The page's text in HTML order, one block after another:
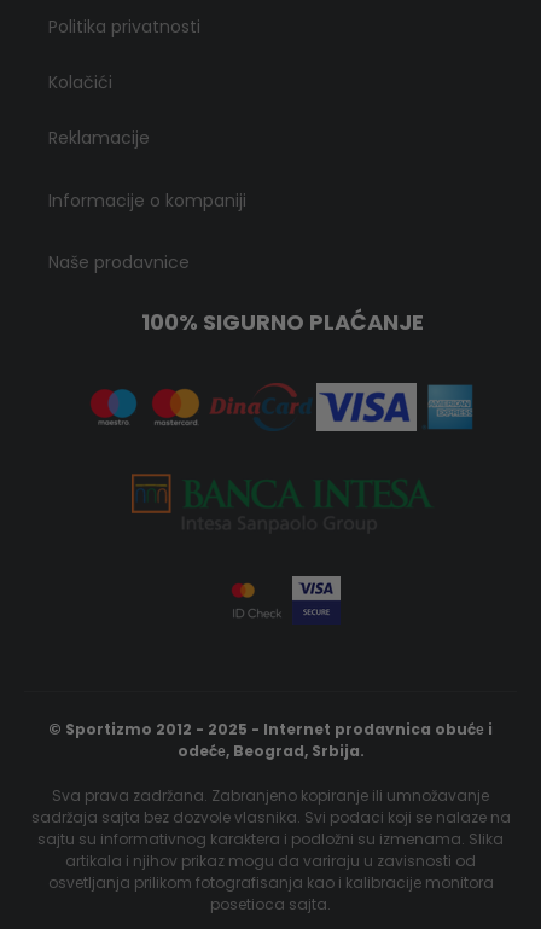
Politika privatnosti
Kolačići
Reklamacije
Informacije o kompaniji
Naše prodavnice
100% SIGURNO PLAĆANJE
© Sportizmo 2012 - 2025 - Internet prodavnica obućе i
odećе, Beograd, Srbija.
Sva prava zadržana. Zabranjeno kopiranje ili umnožavanje
sadržaja sajta bez dozvole vlasnika. Svi podaci koji se nalaze na
sajtu su informativnog karaktera i podložni su izmenama. Slika
artikala i njihov prikaz mogu da variraju u zavisnosti od
osvetljanja prilikom fotografisanja kao i kalibracije monitora
posetioca sajta.